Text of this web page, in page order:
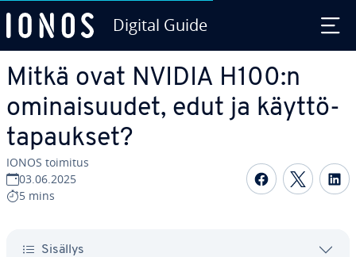
Digital Guide
Mitkä ovat NVIDIA H100:n
omi­nai­suu­det, edut ja käyt­tö­
ta­pauk­set?
IONOS toimitus
03.06.2025
5 mins
Jaa Jaa
Sisällys